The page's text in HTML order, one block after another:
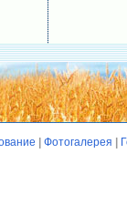
Фотогалерея